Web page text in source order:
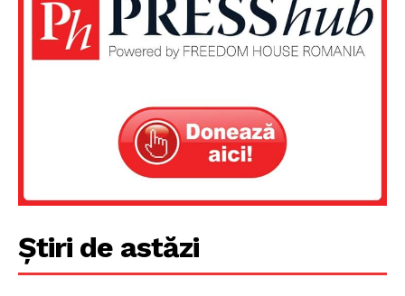
Un proiect
FREEDOM HOUSE ROMÂNIA
PRESShub
Știri de astăzi